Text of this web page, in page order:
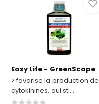
Easy Life - GreenScape
> favorise la production de
cytokinines, qui sti...